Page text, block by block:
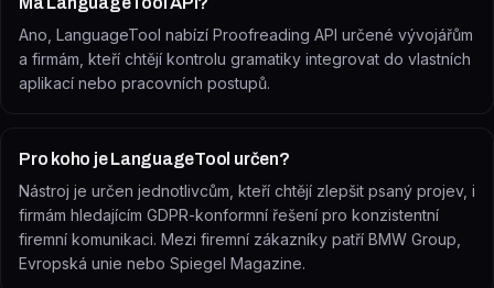
Ano, LanguageTool nabízí Proofreading API určené vývojářům
a firmám, kteří chtějí kontrolu gramatiky integrovat do vlastních
aplikací nebo pracovních postupů.
Pro koho je LanguageTool určen?
Nástroj je určen jednotlivcům, kteří chtějí zlepšit psaný projev, i
firmám hledajícím GDPR-konformní řešení pro konzistentní
firemní komunikaci. Mezi firemní zákazníky patří BMW Group,
Evropská unie nebo Spiegel Magazine.